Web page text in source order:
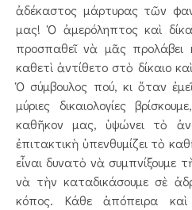
ἀδέκαστος μάρτυρας τῶν
μας! Ὁ ἀμερόληπτος καὶ
προσπαθεῖ νὰ μᾶς
καθετὶ ἀντίθετο στὸ δίκαιο
Ὁ σύμβουλος πού, κι ὅταν
μύριες δικαιολογίες
καθῆκον μας, ὑψώνει τὸ
ἐπιτακτικὴ ὑπενθυμίζει τὸ
εἶναι δυνατὸ νὰ συμπνίξουμε
νὰ τὴν καταδικάσουμε σὲ
κόπος. Κάθε ἀπόπειρα